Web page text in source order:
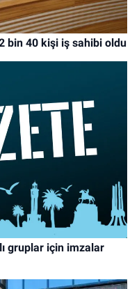
bin 40 kişi iş sahibi oldu
gruplar için imzalar